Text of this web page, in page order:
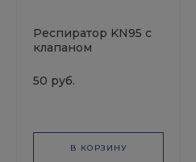
Респиратор KN95 с
клапаном
50 руб.
В КОРЗИНУ